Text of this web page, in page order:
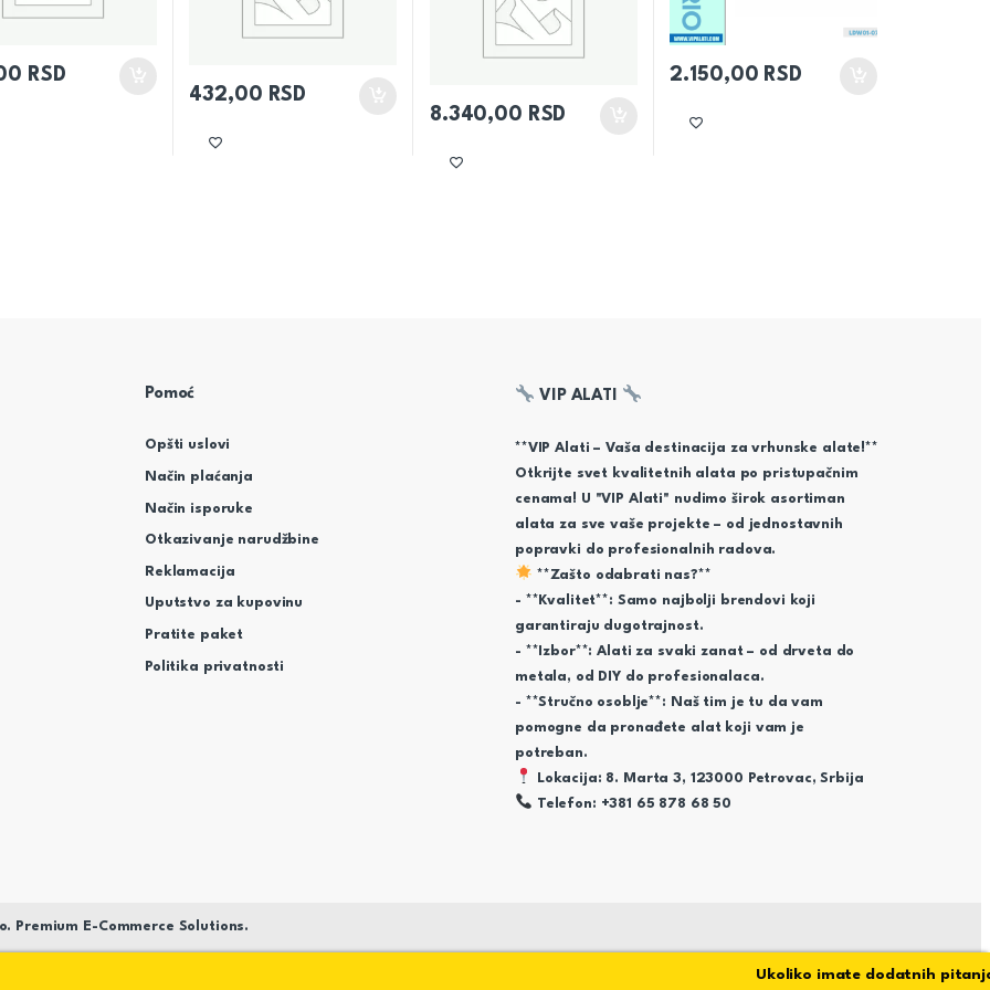
RSD
432,00 RSD
8.340,00 RSD
2.150,00 RSD
Pomoć
Opšti uslovi
Način plaćanja
Način isporuke
Otkazivanje narudžbine
Reklamacija
Uputstvo za kupovinu
Pratite paket
Politika privatnosti
VIP ALATI
**VIP Alati – Vaša destinacija za vrhunske alate!**
Otkrijte svet kvalitetnih alata po pristupačnim
cenama! U "VIP Alati" nudimo širok asortiman
alata za sve vaše projekte – od jednostavnih
popravki do profesionalnih radova.
**Zašto odabrati nas?**
- **Kvalitet**: Samo najbolji brendovi koji
garantiraju dugotrajnost.
- **Izbor**: Alati za svaki zanat – od drveta do
metala, od DIY do profesionalaca.
- **Stručno osoblje**: Naš tim je tu da vam
pomogne da pronađete alat koji vam je
potreban.
Lokacija: 8. Marta 3, 123000 Petrovac, Srbija
Telefon: +381 65 878 68 50
Premium E-Commerce Solutions.
Ukoliko imate dodatnih pitanja